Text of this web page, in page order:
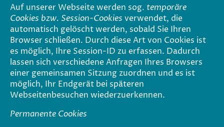
Auf unserer Webseite werden sog. temporäre
Cookies bzw. Session-Cookies verwendet, die
automatisch gelöscht werden, sobald Sie Ihren
Browser schließen. Durch diese Art von Cookies ist
es möglich, Ihre Session-ID zu erfassen. Dadurch
lassen sich verschiedene Anfragen Ihres Browsers
einer gemeinsamen Sitzung zuordnen und es ist
möglich, Ihr Endgerät bei späteren
Webseitenbesuchen wiederzuerkennen.
Permanente Cookies